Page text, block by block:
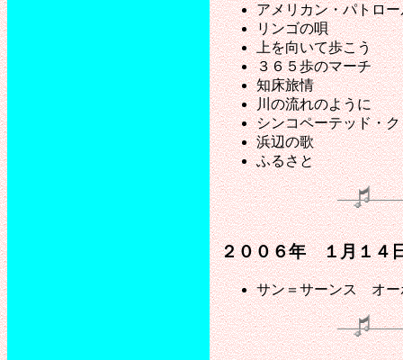
アメリカン・パトロー
リンゴの唄
上を向いて歩こう
３６５歩のマーチ
知床旅情
川の流れのように
シンコペーテッド・
浜辺の歌
ふるさと
２００６年 １月１４
サン＝サーンス オー